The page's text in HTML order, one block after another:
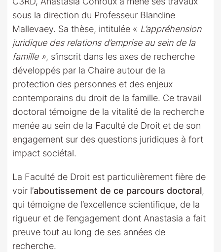
sous la direction du Professeur Blandine
Mallevaey. Sa thèse, intitulée « L’appréhension
juridique des relations d’emprise au sein de la
famille », s’inscrit dans les axes de recherche
développés par la Chaire autour de la
protection des personnes et des enjeux
contemporains du droit de la famille. Ce travail
doctoral témoigne de la vitalité de la recherche
menée au sein de la Faculté de Droit et de son
engagement sur des questions juridiques à fort
impact sociétal.
La Faculté de Droit est particulièrement fière de
voir l’aboutissement de ce parcours doctoral,
qui témoigne de l’excellence scientifique, de la
rigueur et de l’engagement dont Anastasia a fait
preuve tout au long de ses années de
recherche.